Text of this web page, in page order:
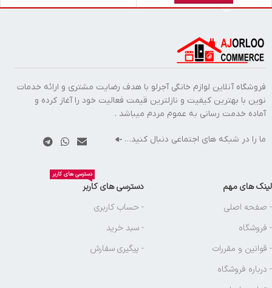
فروشگاه آنلاین لوازم خانگی آجرلو با هدف رضایت مشتری و ارائه خدمات
نوین با بهترین کیفیت و نازلترین قیمت فعالیت خود را آغاز کرده و
آماده خدمت رسانی به عموم مردم میباشد .
ما را در شبکه های اجتماعی دنبال کنید…
لینک های مهم
- صفحه اصلی
- فروشگاه
- قوانین و مقررات
- درباره فروشگاه
دسترسی های کاربر
دسترسی های کاربر
- حساب کاربری
- سبد خرید
- پیگیری سفارش